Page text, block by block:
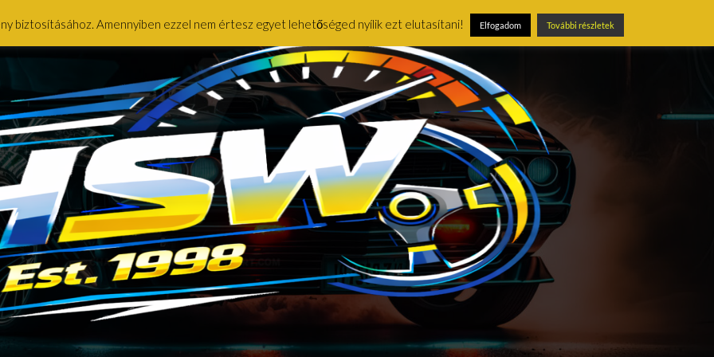
biztosításához. Amennyiben ezzel nem értesz egyet lehetőséged nyílik ezt elutasítani! Elfogadom További részletek